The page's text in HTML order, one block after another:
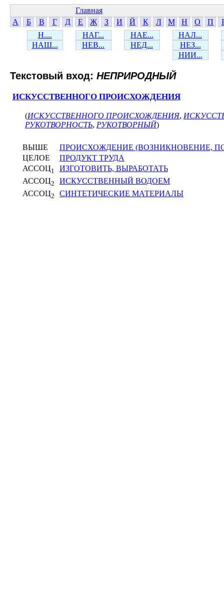
Главная
А
Б В Г Д Е Ж З И Й К Л М Н О П
Н....
НАГ... НАЕ...
НАЛ...
НАШ...
НЕВ... НЕД...
НЕЗ...
НИИ...
Текстовый вход: НЕПРИРОДНЫЙ
ИСКУССТВЕННОГО ПРОИСХОЖДЕНИЯ
(ИСКУССТВЕННОГО ПРОИСХОЖДЕНИЯ,
РУКОТВОРНОСТЬ, РУКОТВОРНЫЙ)
ВЫШЕ
ПРОИСХОЖДЕНИЕ (ВОЗНИКНОВЕНИЕ,
ЦЕЛОЕ
ПРОДУКТ ТРУДА
АССОЦ1
ИЗГОТОВИТЬ, ВЫРАБОТАТЬ
АССОЦ2
ИСКУССТВЕННЫЙ ВОДОЕМ
АССОЦ2 СИНТЕТИЧЕСКИЕ МАТЕРИАЛЫ